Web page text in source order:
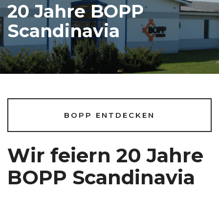
20 Jahre BOPP
Scandinavia
Wir feiern 20 Jahre
BOPP Scandinavia
BOPP ENTDECKEN